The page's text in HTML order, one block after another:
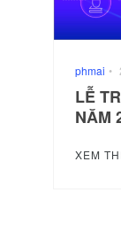
phmai •
LỄ
NĂM
XEM